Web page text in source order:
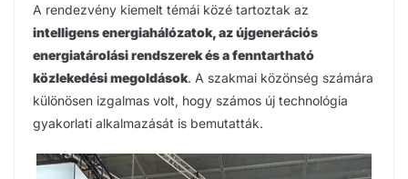
A rendezvény kiemelt témái közé tartoztak az
intelligens energiahálózatok, az újgenerációs
energiatárolási rendszerek és a fenntartható
közlekedési megoldások. A szakmai közönség számára
különösen izgalmas volt, hogy számos új technológia
gyakorlati alkalmazását is bemutatták.